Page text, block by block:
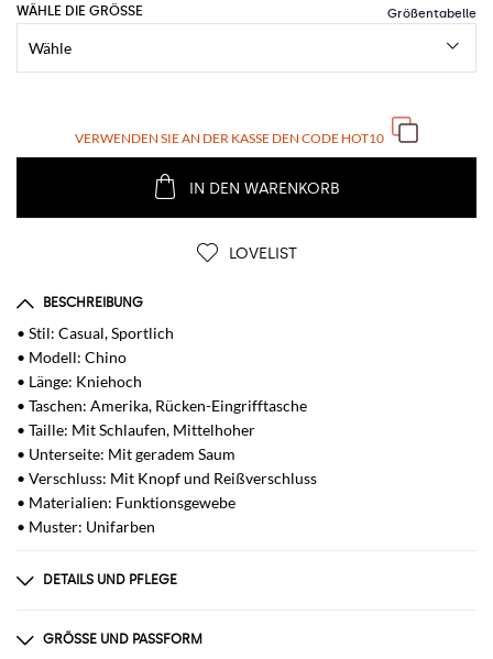
WÄHLE DIE GRÖSSE
VERWENDEN SIE AN DER KASSE DEN CODE HOT10
IN DEN WARENKORB
LOVELIST
BESCHREIBUNG
• Stil: Casual, Sportlich
• Modell: Chino
• Länge: Kniehoch
• Taschen: Amerika, Rücken-Eingrifftasche
• Taille: Mit Schlaufen, Mittelhoher
• Unterseite: Mit geradem Saum
• Verschluss: Mit Knopf und Reißverschluss
• Materialien: Funktionsgewebe
• Muster: Unifarben
DETAILS UND PFLEGE
100% POLYAMIDE
GRÖSSE UND PASSFORM